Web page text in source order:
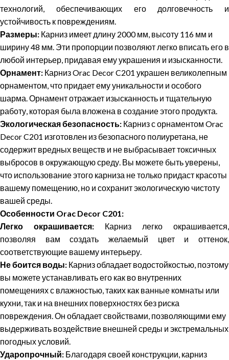
технологий, обеспечивающих его долговечность и
устойчивость к повреждениям.
Размеры: Карниз имеет длину 2000 мм, высоту 116 мм и
ширину 48 мм. Эти пропорции позволяют легко вписать его в
любой интерьер, придавая ему украшения и изысканности.
Орнамент: Карниз Orac Decor C201 украшен великолепным
орнаментом, что придает ему уникальности и особого
шарма. Орнамент отражает изысканность и тщательную
работу, которая была вложена в создание этого продукта.
Экологическая безопасность: Карниз с орнаментом Orac
Decor C201 изготовлен из безопасного полиуретана, не
содержит вредных веществ и не выбрасывает токсичных
выбросов в окружающую среду. Вы можете быть уверены,
что использование этого карниза не только придаст красоты
вашему помещению, но и сохранит экологическую чистоту
вашей среды.
Особенности Orac Decor C201:
Легко окрашивается: Карниз легко окрашивается,
позволяя вам создать желаемый цвет и оттенок,
соответствующие вашему интерьеру.
Не боится воды: Карниз обладает водостойкостью, поэтому
вы можете устанавливать его как во внутренних
помещениях с влажностью, таких как ванные комнаты или
кухни, так и на внешних поверхностях без риска
повреждения. Он обладает свойствами, позволяющими ему
выдерживать воздействие внешней среды и экстремальных
погодных условий.
Ударопрочный: Благодаря своей конструкции, карниз